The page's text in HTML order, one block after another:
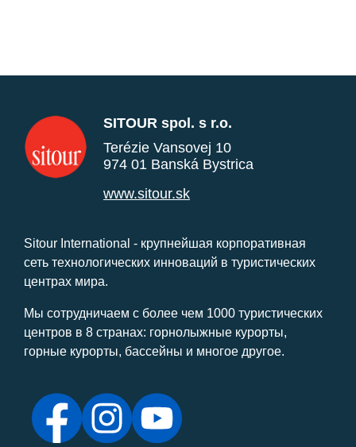
SITOUR spol. s r.o.
Terézie Vansovej 10
974 01 Banská Bystrica
www.sitour.sk
Sitour International - крупнейшая корпоративная
сеть технологических инноваций в туристических
центрах мира.
Мы сотрудничаем с более чем 1000 туристических
центров в 8 странах: горнолыжные курорты,
горные курорты, бассейны и многое другое.